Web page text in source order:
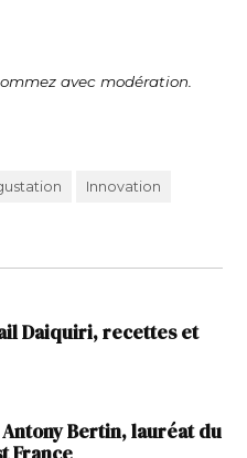
avec modération.
Innovation
Daiquiri, recettes et
Bertin, lauréat du